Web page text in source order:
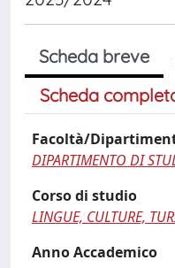
Scheda breve
Scheda
Facoltà/
DIPARTIMENTO DI
Corso di studio
LINGUE, CULTURE,
Anno Accademico